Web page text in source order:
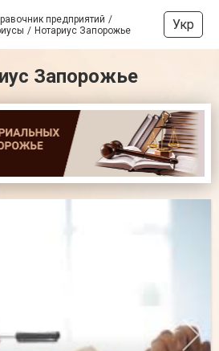
предприятий
Нотариус Запорожье Укр
Запорожье